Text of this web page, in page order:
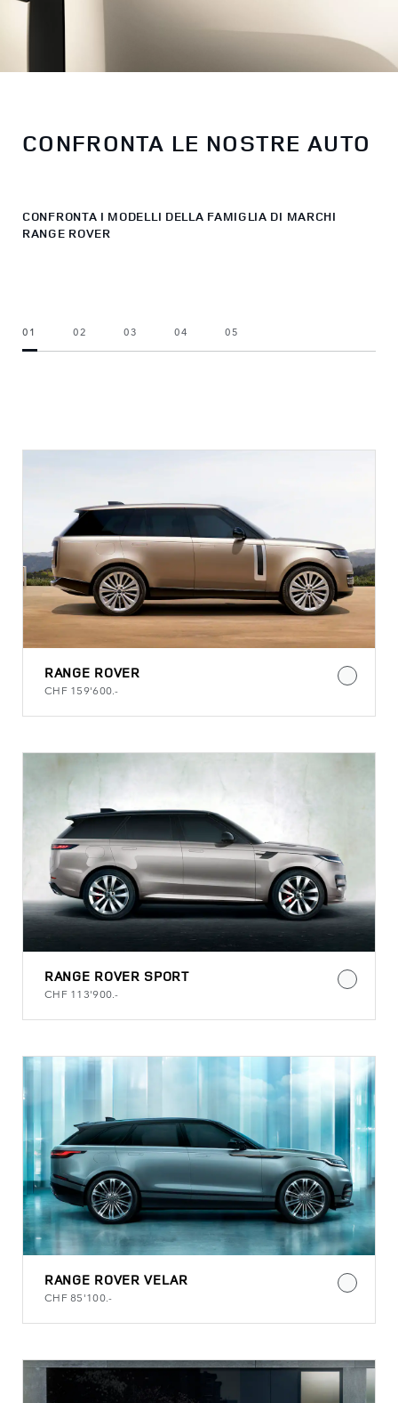
CONFRONTA LE NOSTRE AUTO
CONFRONTA I MODELLI DELLA FAMIGLIA DI MARCHI
RANGE ROVER
01 02 03 04 05
RANGE ROVER
CHF 159'600.-
RANGE ROVER SPORT
CHF 113'900.-
RANGE ROVER VELAR
CHF 85'100.-